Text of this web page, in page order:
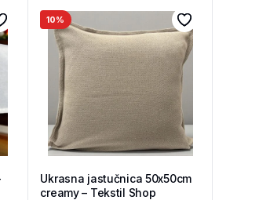
10%
Ukrasna jastučnica 50x50cm
creamy – Tekstil Shop